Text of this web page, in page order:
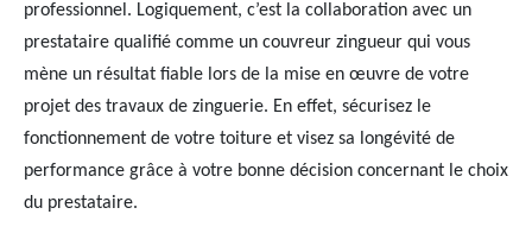
professionnel. Logiquement, c’est la collaboration avec un
prestataire qualifié comme un couvreur zingueur qui vous
mène un résultat fiable lors de la mise en œuvre de votre
projet des travaux de zinguerie. En effet, sécurisez le
fonctionnement de votre toiture et visez sa longévité de
performance grâce à votre bonne décision concernant le choix
du prestataire.